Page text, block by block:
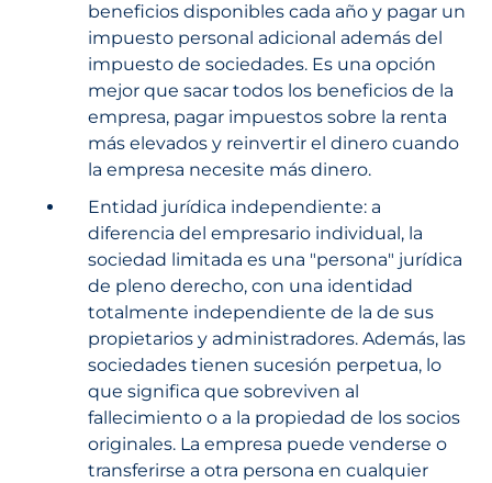
beneficios disponibles cada año y pagar un
impuesto personal adicional además del
impuesto de sociedades. Es una opción
mejor que sacar todos los beneficios de la
empresa, pagar impuestos sobre la renta
más elevados y reinvertir el dinero cuando
la empresa necesite más dinero.
Entidad jurídica independiente: a
diferencia del empresario individual, la
sociedad limitada es una "persona" jurídica
de pleno derecho, con una identidad
totalmente independiente de la de sus
propietarios y administradores. Además, las
sociedades tienen sucesión perpetua, lo
que significa que sobreviven al
fallecimiento o a la propiedad de los socios
originales. La empresa puede venderse o
transferirse a otra persona en cualquier